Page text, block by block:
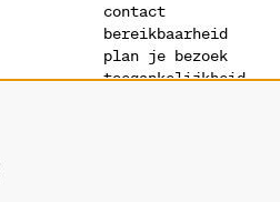
contact
bereikbaarheid
plan je bezoek
toegankelijkheid